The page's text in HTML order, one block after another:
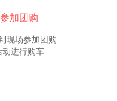
参加团购
现场参加团购
动进行购车